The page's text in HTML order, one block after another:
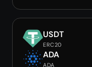
USDT
ERC20
ADA
ADA